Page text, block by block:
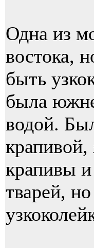
Одна из
востока,
быть
была
водой.
крапивой,
крапивы
тварей,